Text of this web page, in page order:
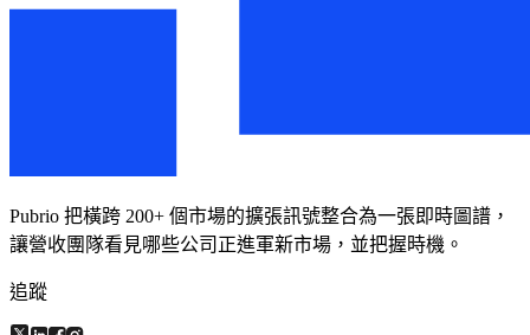
Pubrio 把橫跨 200+ 個市場的擴張訊號整合為一張即時圖譜，
讓營收團隊看見哪些公司正進軍新市場，並把握時機。
追蹤